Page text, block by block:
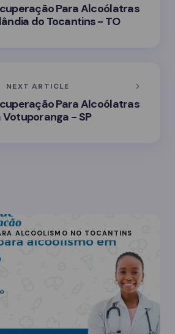
Para Alcoólatras
do Tocantins - TO
NEXT ARTICLE
Para Alcoólatras
Votuporanga - SP
ALCOOLISMO NO TOCANTINS